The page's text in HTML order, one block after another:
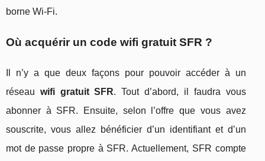
borne Wi-Fi.
Où acquérir un code wifi gratuit SFR ?
Il n’y a que deux façons pour pouvoir accéder à un
réseau wifi gratuit SFR. Tout d’abord, il faudra vous
abonner à SFR. Ensuite, selon l’offre que vous avez
souscrite, vous allez bénéficier d’un identifiant et d’un
mot de passe propre à SFR. Actuellement, SFR compte